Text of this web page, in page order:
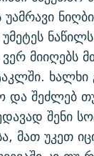
უამრავი
ვერ
ხალხი
და შეძლებ
შენი
მათ უკეთ